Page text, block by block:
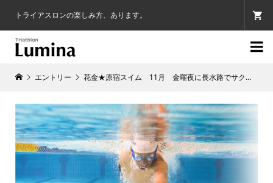
トライアスロンの楽しみ方、あります。

エントリー 花金★原宿スイム 11月 金曜夜に長水路でサクッ、ピリッスイム